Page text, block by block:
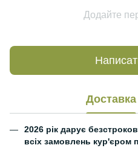
Додайте
Доставка
2026 рік дарує
всіх замовлень кур'єром